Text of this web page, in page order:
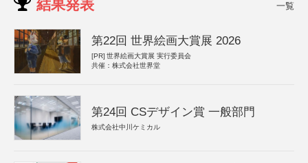
結果発表 一覧
第22回 世界絵画大賞展 2026
[PR] 世界絵画大賞展 実行委員会
共催：株式会社世界堂
第24回 CSデザイン賞 一般部門
株式会社中川ケミカル